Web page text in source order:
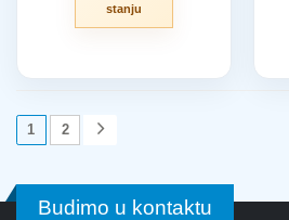
stanju
1 2
Budimo u kontaktu